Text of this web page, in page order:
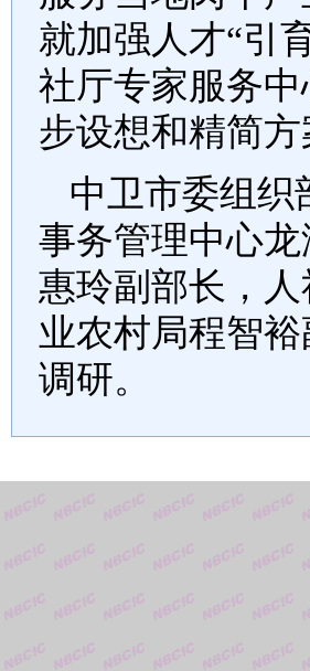
就加强人才“引
社厅专家服务
步设想和精简
中卫市委组织
事务管理中心
惠玲副部长，
业农村局程智
调研。